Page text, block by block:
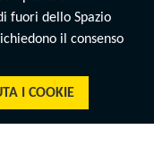
fuori dello Spazio
il consenso
I COOKIE